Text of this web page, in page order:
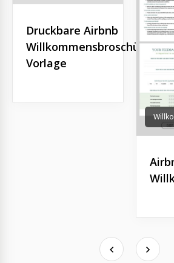
Druckbare Airbnb
Willkommensbroschüre
Vorlage